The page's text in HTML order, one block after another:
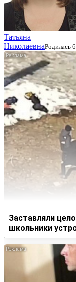
Татьяна
НиколаевнаРодилась 6
Заставляли
школьники